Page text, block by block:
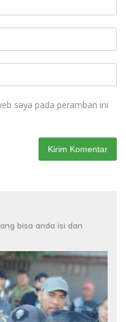
saya pada peramban ini
bisa anda isi dan